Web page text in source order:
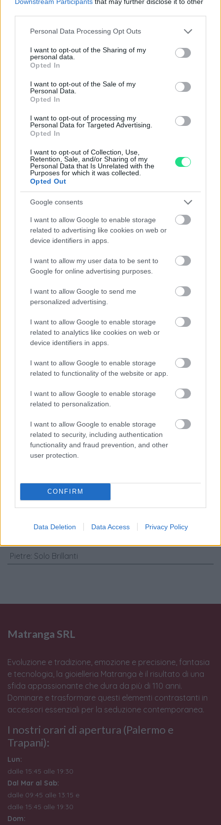
Please note that this website/app uses one or more Google
not limited to your visit or usage behaviour. You may click to
grant or deny consent to Google and its third-party tags to
use your data for below specified purposes in below Google
consent section.
Personal Data Processing Opt Outs
I want to opt-out of the Sharing of my
personal data.
Opted In
I want to opt-out of the Sale of my
Personal Data.
Opted In
I want to opt-out of processing my
Personal Data for Targeted Advertising.
Opted In
I want to opt-out of Collection, Use,
Retention, Sale, and/or Sharing of my
Personal Data that Is Unrelated with the
Purposes for which it was collected.
Opted Out
Google consents
I want to allow Google to enable storage
related to advertising like cookies on web or
device identifiers in apps.
I want to allow my user data to be sent to
Google for online advertising purposes.
I want to allow Google to send me
personalized advertising.
I want to allow Google to enable storage
related to analytics like cookies on web or
device identifiers in apps.
I want to allow Google to enable storage
related to functionality of the website or app.
I want to allow Google to enable storage
related to personalization.
I want to allow Google to enable storage
related to security, including authentication
functionality and fraud prevention, and other
user protection.
CONFIRM
Data Deletion Data Access Privacy Policy
Reso facile e gratuitoentro 28 giorni.
Spedizione gratuitaper ordini superiori a 150 euro.
Per maggiori dettagli consultate la nostra
Contattaci per richiedere maggiori
videochiamata:
Cognome e Nome *
Numero di telefono
La tua richiesta *
Consenso al
trattamento dati
personali *
Invia
Caratteristiche: Anello veretta-
Brillanti 0,50ct. H-VS1, oro 18kt. peso
Pietre: Solo Brillanti
Matranga SRL
Evoluzione e tradizione, emozione e precisione, fantasia
e tecnologia, la gioielleria Matranga è il risultato di una
sfida appassionante che dura da più di 110 anni.
Dominare e trasformare questi elementi contrastanti in
accessori essenziali per la seduzione contemporanea.
I nostri orari di apertura (Palermo e
Trapani):
Lun:
dalle 15:45 alle 19:30
Dal Mar al Sab:
dalle 09:45 alle 13:15 e
dalle 15:45 alle 19:30
Dom: